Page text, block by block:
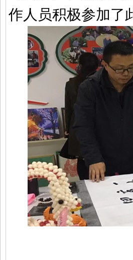
作人员积极参加了